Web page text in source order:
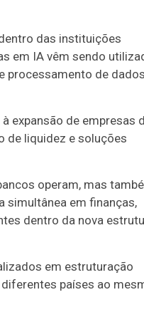
das instituições
em IA vêm sendo
processamento de
expansão de empresas
de liquidez e soluções
operam, mas
simultânea em finanças,
dentro da nova
em estruturação
países ao